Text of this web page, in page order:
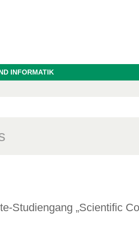
INFORMATIK
Studiengang „Scientific